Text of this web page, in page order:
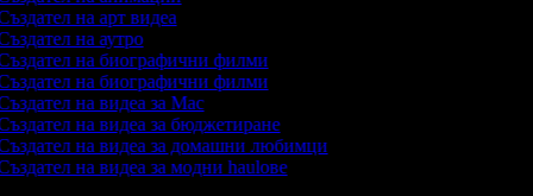
на арт видеа
на аутро
на биографични филми
на биографични филми
на видеа за Mac
на видеа за бюджетиране
на видеа за домашни любимци
на видеа за модни haulове